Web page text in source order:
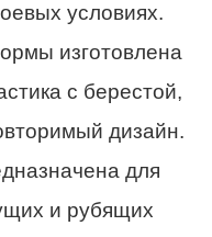
условиях.
изготовлена
с берестой,
дизайн.
для
и рубящих